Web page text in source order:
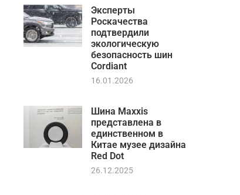
Эксперты
Роскачества
подтвердили
экологическую
безопасность шин
Cordiant
16.01.2026
Шина Maxxis
представлена в
единственном в
Китае музее дизайна
Red Dot
26.12.2025